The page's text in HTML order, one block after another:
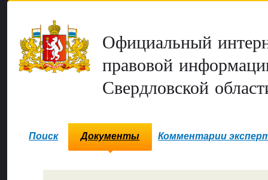
Официальный
правовой
Свердловской
Поиск Документы Комментарии